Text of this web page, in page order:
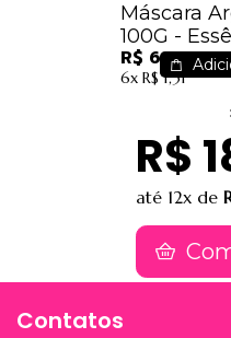
Máscara
100G -
Mulher
R$ 6,65
6x R$ 1,31
R$
até 12x de
Contatos